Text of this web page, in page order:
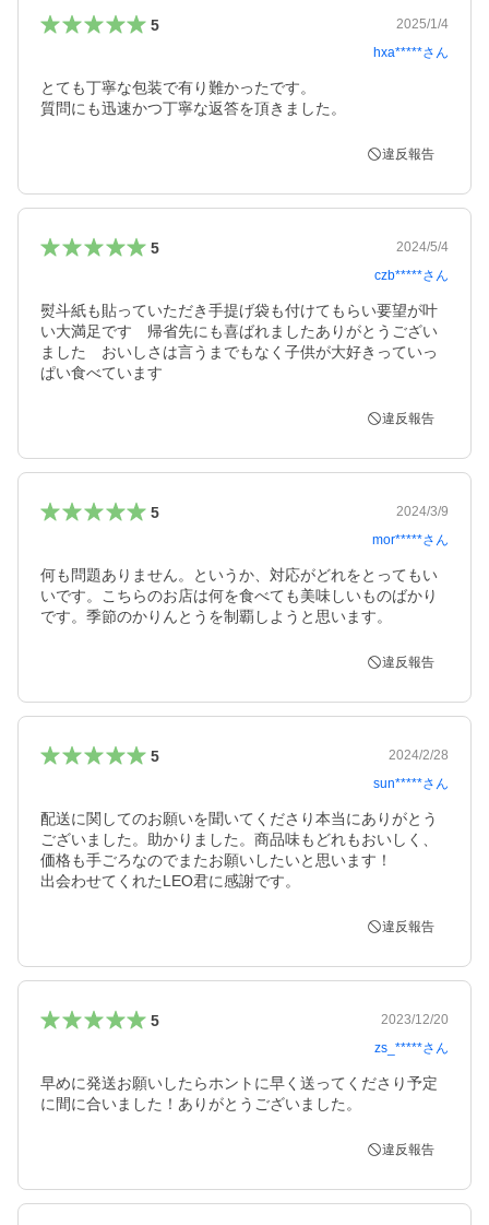
5
2025/1/4
hxa*****さん
とても丁寧な包装で有り難かったです。
違反報告
5
2024/5/4
czb*****さん
熨斗紙も貼っていただき手提げ袋も付けてもらい要望が叶
い大満足です　帰省先にも喜ばれましたありがとうござい
ました　おいしさは言うまでもなく子供が大好きっていっ
ぱい食べています
違反報告
5
2024/3/9
mor*****さん
何も問題ありません。というか、対応がどれをとってもい
いです。こちらのお店は何を食べても美味しいものばかり
です。季節のかりんとうを制覇しようと思います。
違反報告
5
2024/2/28
sun*****さん
配送に関してのお願いを聞いてくださり本当にありがとう
ございました。助かりました。商品味もどれもおいしく、
価格も手ごろなのでまたお願いしたいと思います！
出会わせてくれたLEO君に感謝です。
違反報告
5
2023/12/20
zs_*****さん
早めに発送お願いしたらホントに早く送ってくださり予定
に間に合いました！ありがとうございました。
違反報告